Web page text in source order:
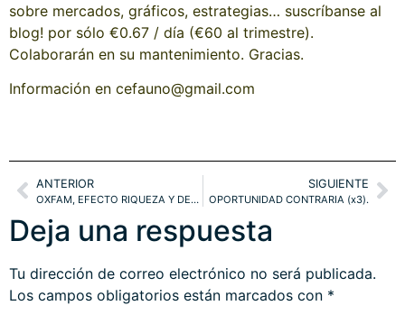
sobre mercados, gráficos, estrategias… suscríbanse al
blog! por sólo €0.67 / día (€60 al trimestre).
Colaborarán en su mantenimiento. Gracias.
Información en cefauno@gmail.com
ANTERIOR
OXFAM, EFECTO RIQUEZA Y DEMANDA. DOW JONES, S&P500, EURO, ORO.
SIGUIENTE
OPORTUNIDAD CONTRARIA (x3).
Deja una respuesta
Tu dirección de correo electrónico no será publicada.
Los campos obligatorios están marcados con *